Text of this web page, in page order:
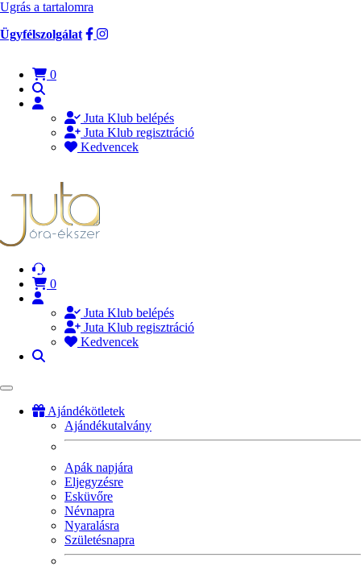
Ugrás a tartalomra
Ügyfélszolgálat
0
Juta Klub belépés
Juta Klub regisztráció
Kedvencek
0
Juta Klub belépés
Juta Klub regisztráció
Kedvencek
Ajándékötletek
Ajándékutalvány
Apák napjára
Eljegyzésre
Esküvőre
Névnapra
Nyaralásra
Születésnapra